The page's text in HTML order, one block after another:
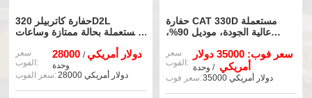
حفارة كاتربيلر 320D2L
مستعملة بحالة ممتازة وساعات
سعر
الفوب:
28000 دولار أمريكي /
وحدة
سعر الفوب:
28000 دولار أمريكي
حفارة CAT 330D مستعملة
عالية الجودة، موديل 90%،
سعر
الفوب:
سعر فوب: 35000 دولار
أمريكي / وحدة
سعر فوب: